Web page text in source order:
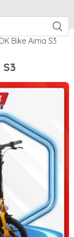
Bike Aima S3